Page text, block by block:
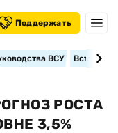
Поддержать
ВСУ
РОСТА
3,5%